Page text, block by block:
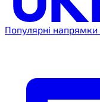
Популярні напрямки